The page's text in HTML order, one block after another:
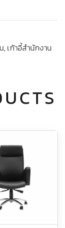
,เก้าอี้สำนักงาน